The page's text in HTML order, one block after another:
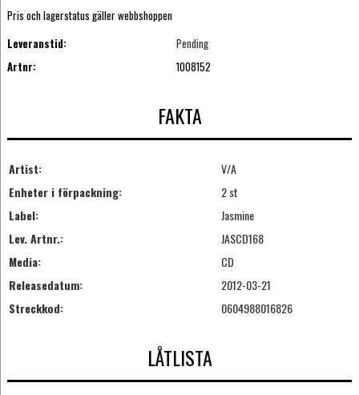
Pris och lagerstatus gäller webbshoppen
Leveranstid:
Pending
Artnr:
1008152
FAKTA
Artist:
V/A
Enheter i förpackning:
2 st
Label:
Jasmine
Lev. Artnr.:
JASCD168
Media:
CD
Releasedatum:
2012-03-21
Streckkod:
0604988016826
LÅTLISTA